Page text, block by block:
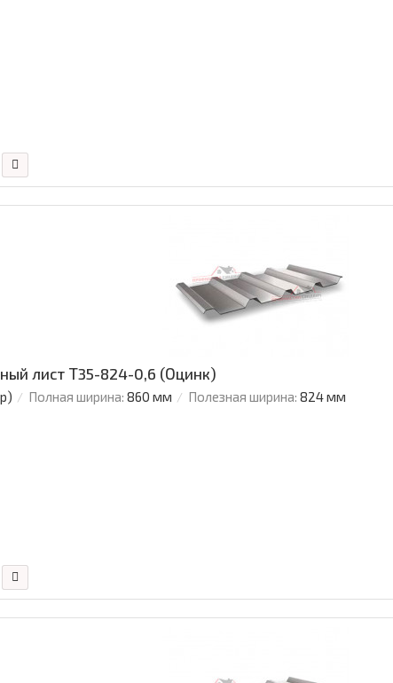
лист Т35-824-0,6 (Оцинк)
Полная ширина: 860 мм Полезная ширина: 824 мм